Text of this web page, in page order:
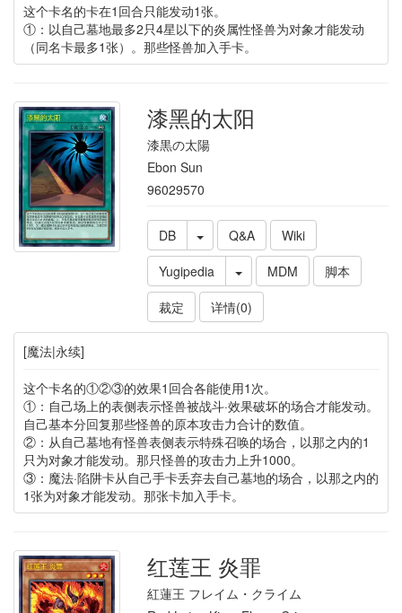
这个卡名的卡在1回合只能发动1张。
①：以自己墓地最多2只4星以下的炎属性怪兽为对象才能发动
（同名卡最多1张）。那些怪兽加入手卡。
漆黑的太阳
漆黒の太陽
Ebon Sun
96029570
DB Q&A
Wiki
Yugipedia
MDM
脚本
裁定
详情(0)
[魔法|永续]
这个卡名的①②③的效果1回合各能使用1次。
①：自己场上的表侧表示怪兽被战斗·效果破坏的场合才能发动。
自己基本分回复那些怪兽的原本攻击力合计的数值。
②：从自己墓地有怪兽表侧表示特殊召唤的场合，以那之内的1
只为对象才能发动。那只怪兽的攻击力上升1000。
③：魔法·陷阱卡从自己手卡丢弃去自己墓地的场合，以那之内的
1张为对象才能发动。那张卡加入手卡。
红莲王 炎罪
紅蓮王 フレイム・クライム